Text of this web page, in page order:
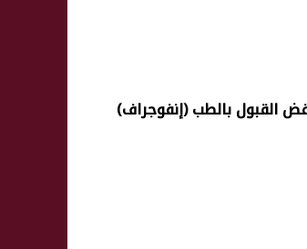
القبول بالطب (إنفوجراف)